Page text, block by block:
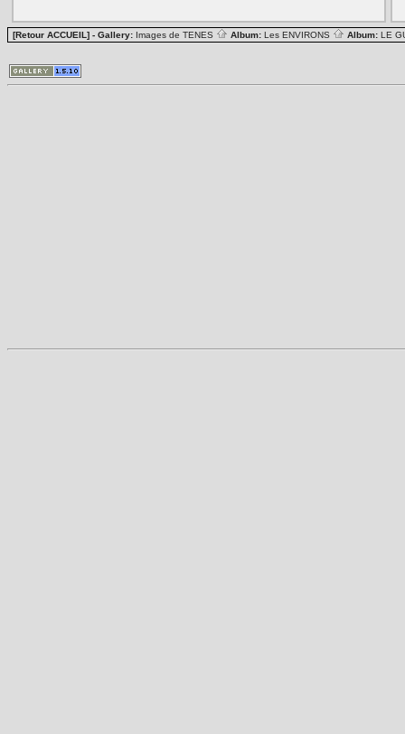
[Retour ACCUEIL] - Gallery: Images de TENES Album: Les ENVIRONS Album: LE